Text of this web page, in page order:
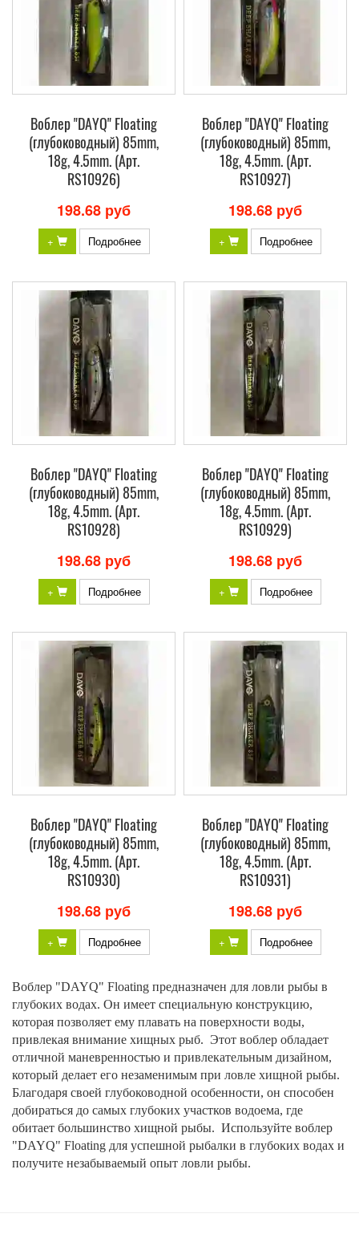
Воблер "DAYQ" Floating
(глубоководный) 85mm,
18g, 4.5mm. (Арт.
RS10926)
198.68 руб
+ Подробнее
Воблер "DAYQ" Floating
(глубоководный) 85mm,
18g, 4.5mm. (Арт.
RS10927)
198.68 руб
+ Подробнее
Воблер "DAYQ" Floating
(глубоководный) 85mm,
18g, 4.5mm. (Арт.
RS10928)
198.68 руб
+ Подробнее
Воблер "DAYQ" Floating
(глубоководный) 85mm,
18g, 4.5mm. (Арт.
RS10929)
198.68 руб
+ Подробнее
Воблер "DAYQ" Floating
(глубоководный) 85mm,
18g, 4.5mm. (Арт.
RS10930)
198.68 руб
+ Подробнее
Воблер "DAYQ" Floating
(глубоководный) 85mm,
18g, 4.5mm. (Арт.
RS10931)
198.68 руб
+ Подробнее
Воблер "DAYQ" Floating предназначен для ловли рыбы в
глубоких водах. Он имеет специальную конструкцию,
которая позволяет ему плавать на поверхности воды,
привлекая внимание хищных рыб. Этот воблер обладает
отличной маневренностью и привлекательным дизайном,
который делает его незаменимым при ловле хищной рыбы.
Благодаря своей глубоководной особенности, он способен
добираться до самых глубоких участков водоема, где
обитает большинство хищной рыбы. Используйте воблер
"DAYQ" Floating для успешной рыбалки в глубоких водах и
получите незабываемый опыт ловли рыбы.